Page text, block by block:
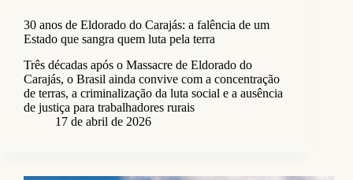
30 anos de Eldorado do Carajás: a falência de um
Estado que sangra quem luta pela terra
Três décadas após o Massacre de Eldorado do
Carajás, o Brasil ainda convive com a concentração
de terras, a criminalização da luta social e a ausência
de justiça para trabalhadores rurais
17 de abril de 2026